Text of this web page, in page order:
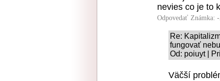
nevies co je to
Odpovedať Známka:
Re:
fungovať
Od: poiuyt |
Väčší